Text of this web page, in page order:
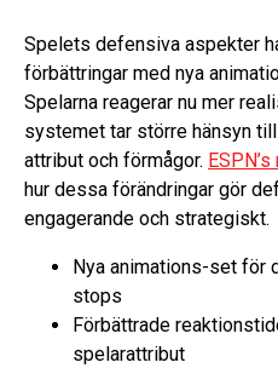
Spelets defensiva aspekter
förbättringar med nya
Spelarna reagerar nu mer
systemet tar större hänsyn
attribut och förmågor.
hur dessa förändringar gör
engagerande och strategiskt.
Nya animations-set för
stops
Förbättrade
spelarattribut